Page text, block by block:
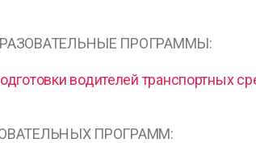
ПРОГРАММЫ:
водителей транспортных
ПРОГРАММ: